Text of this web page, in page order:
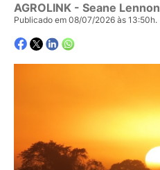
AGROLINK - Seane Lennon
Publicado em 08/07/2026 às 13:50h.